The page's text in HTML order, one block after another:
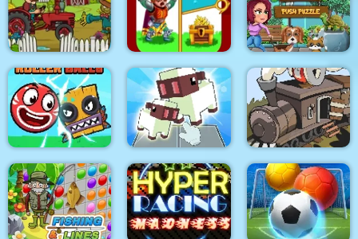
Find the Difference:
Wednesday Mode
Noob vs Hacker Diver
Suit
Super Stacker 3
Tractor Mania
Love and Treasure
Quest
Push Puzzle Rescue
Adventure
Roller Ball 6 :
Bounce Ball 6
Voxel Merge 3D
Black Stallion
Cabaret